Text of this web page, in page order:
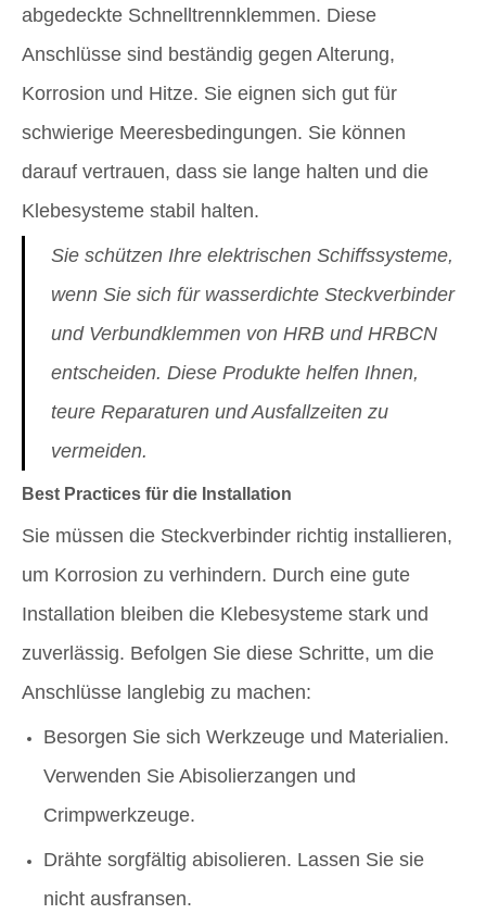
abgedeckte Schnelltrennklemmen. Diese
Anschlüsse sind beständig gegen Alterung,
Korrosion und Hitze. Sie eignen sich gut für
schwierige Meeresbedingungen. Sie können
darauf vertrauen, dass sie lange halten und die
Klebesysteme stabil halten.
Sie schützen Ihre elektrischen Schiffssysteme,
wenn Sie sich für wasserdichte Steckverbinder
und Verbundklemmen von HRB und HRBCN
entscheiden. Diese Produkte helfen Ihnen,
teure Reparaturen und Ausfallzeiten zu
vermeiden.
Best Practices für die Installation
Sie müssen die Steckverbinder richtig installieren,
um Korrosion zu verhindern. Durch eine gute
Installation bleiben die Klebesysteme stark und
zuverlässig. Befolgen Sie diese Schritte, um die
Anschlüsse langlebig zu machen:
Besorgen Sie sich Werkzeuge und Materialien.
Verwenden Sie Abisolierzangen und
Crimpwerkzeuge.
Drähte sorgfältig abisolieren. Lassen Sie sie
nicht ausfransen.